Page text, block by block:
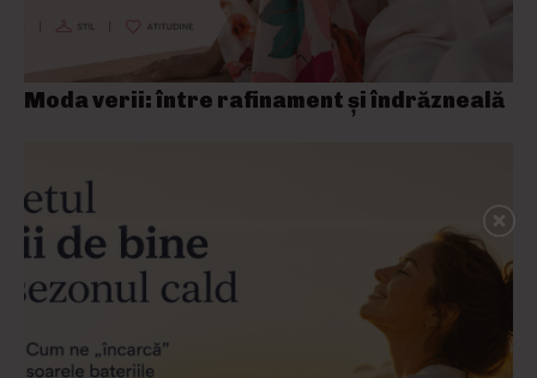
Moda verii: între rafinament și îndrăzneală